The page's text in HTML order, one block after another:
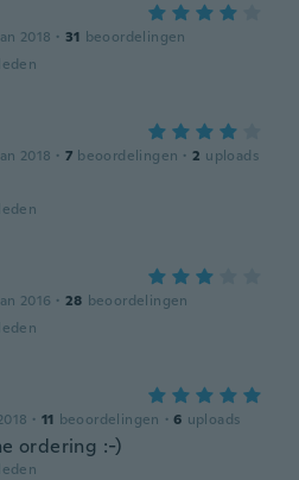
2018 · 31 beoordelingen
2018 · 7 beoordelingen · 2 uploads
2016 · 28 beoordelingen
· 11 beoordelingen · 6 uploads
ordering :-)